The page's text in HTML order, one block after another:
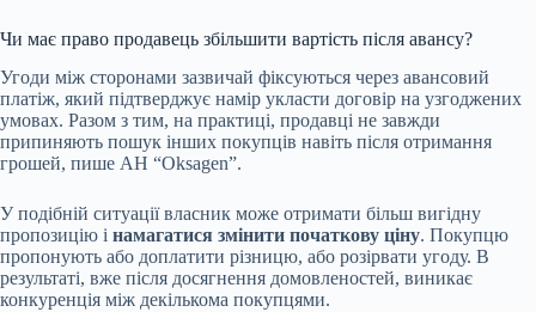
Чи має право продавець збільшити вартість після авансу?
Угоди між сторонами зазвичай фіксуються через авансовий
платіж, який підтверджує намір укласти договір на узгоджених
умовах. Разом з тим, на практиці, продавці не завжди
припиняють пошук інших покупців навіть після отримання
грошей, пише АН “Oksagen”.
У подібній ситуації власник може отримати більш вигідну
пропозицію і намагатися змінити початкову ціну. Покупцю
пропонують або доплатити різницю, або розірвати угоду. В
результаті, вже після досягнення домовленостей, виникає
конкуренція між декількома покупцями.